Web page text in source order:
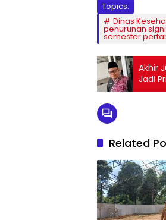
Topics:
Dinas
penurunan
semester
Akhir
Jadi
Related